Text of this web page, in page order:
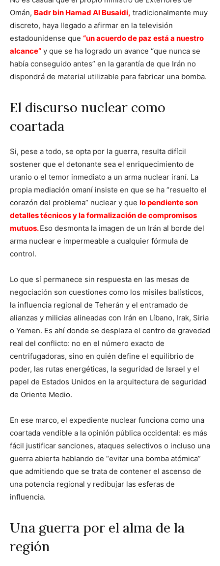
Omán, Badr bin Hamad Al Busaidi, tradicionalmente muy
discreto, haya llegado a afirmar en la televisión
estadounidense que “un acuerdo de paz está a nuestro
alcance” y que se ha logrado un avance “que nunca se
había conseguido antes” en la garantía de que Irán no
dispondrá de material utilizable para fabricar una bomba.
El discurso nuclear como
coartada
Si, pese a todo, se opta por la guerra, resulta difícil
sostener que el detonante sea el enriquecimiento de
uranio o el temor inmediato a un arma nuclear iraní. La
propia mediación omaní insiste en que se ha “resuelto el
corazón del problema” nuclear y que lo pendiente son
detalles técnicos y la formalización de compromisos
mutuos.Eso desmonta la imagen de un Irán al borde del
arma nuclear e impermeable a cualquier fórmula de
control.
Lo que sí permanece sin respuesta en las mesas de
negociación son cuestiones como los misiles balísticos,
la influencia regional de Teherán y el entramado de
alianzas y milicias alineadas con Irán en Líbano, Irak, Siria
o Yemen. Es ahí donde se desplaza el centro de gravedad
real del conflicto: no en el número exacto de
centrifugadoras, sino en quién define el equilibrio de
poder, las rutas energéticas, la seguridad de Israel y el
papel de Estados Unidos en la arquitectura de seguridad
de Oriente Medio.
En ese marco, el expediente nuclear funciona como una
coartada vendible a la opinión pública occidental: es más
fácil justificar sanciones, ataques selectivos o incluso una
guerra abierta hablando de “evitar una bomba atómica”
que admitiendo que se trata de contener el ascenso de
una potencia regional y redibujar las esferas de
influencia.
Una guerra por el alma de la
región